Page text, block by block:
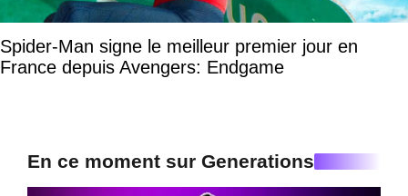
Spider-Man signe le meilleur premier jour en
France depuis Avengers: Endgame
En ce moment sur Generations